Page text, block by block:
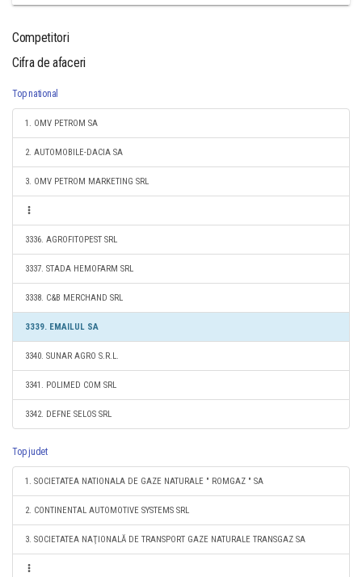
Competitori
Cifra de afaceri
Top national
1. OMV PETROM SA
2. AUTOMOBILE-DACIA SA
3. OMV PETROM MARKETING SRL
3336. AGROFITOPEST SRL
3337. STADA HEMOFARM SRL
3338. C&B MERCHAND SRL
3339. EMAILUL SA
3340. SUNAR AGRO S.R.L.
3341. POLIMED COM SRL
3342. DEFNE SELOS SRL
Top judet
1. SOCIETATEA NATIONALA DE GAZE NATURALE " ROMGAZ " SA
2. CONTINENTAL AUTOMOTIVE SYSTEMS SRL
3. SOCIETATEA NAŢIONALĂ DE TRANSPORT GAZE NATURALE TRANSGAZ SA